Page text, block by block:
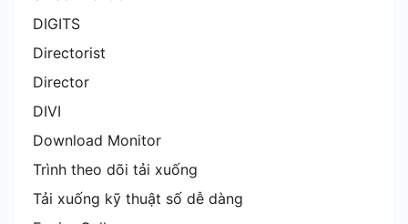
DIGITS
Directorist
Director
DIVI
Download Monitor
Trình theo dõi tải xuống
Tải xuống kỹ thuật số dễ dàng